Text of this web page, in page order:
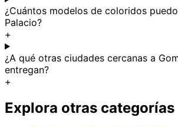
¿Cuántos modelos de coloridos
Palacio?
+
¿A qué otras ciudades cercanas a
entregan?
+
Explora otras categorías